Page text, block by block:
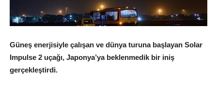
Güneş enerjisiyle çalışan ve dünya turuna başlayan Solar
Impulse 2 uçağı, Japonya’ya beklenmedik bir iniş
gerçekleştirdi.